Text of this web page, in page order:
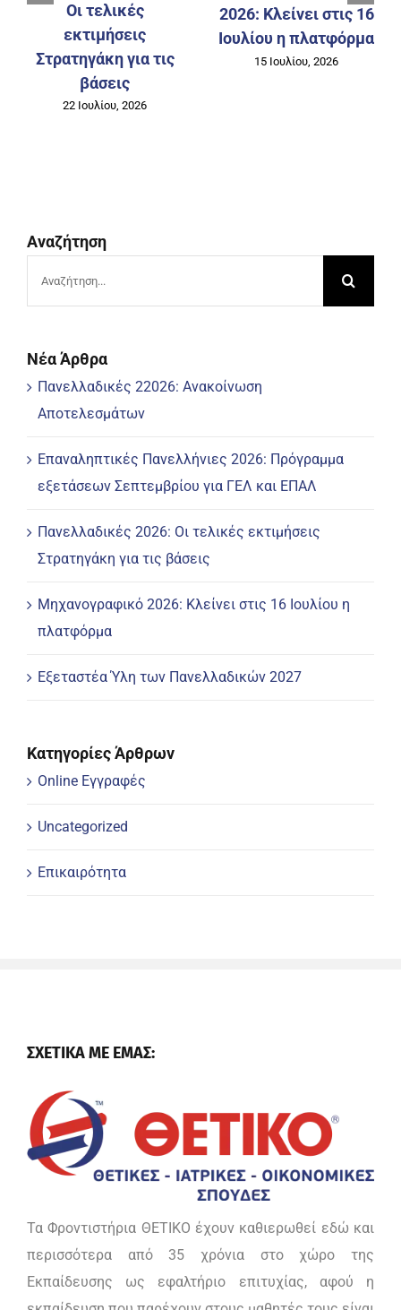
Οι τελικές
εκτιμήσεις
Στρατηγάκη για τις
βάσεις
22 Ιουλίου, 2026
2026: Κλείνει στις 16
Ιουλίου η πλατφόρμα
15 Ιουλίου, 2026
Αναζήτηση
Νέα Άρθρα
Πανελλαδικές 22026: Ανακοίνωση
Αποτελεσμάτων
Επαναληπτικές Πανελλήνιες 2026: Πρόγραμμα
εξετάσεων Σεπτεμβρίου για ΓΕΛ και ΕΠΑΛ
Πανελλαδικές 2026: Οι τελικές εκτιμήσεις
Στρατηγάκη για τις βάσεις
Μηχανογραφικό 2026: Κλείνει στις 16 Ιουλίου η
πλατφόρμα
Εξεταστέα Ύλη των Πανελλαδικών 2027
Κατηγορίες Άρθρων
Online Εγγραφές
Uncategorized
Επικαιρότητα
ΣΧΕΤΙΚΑ ΜΕ ΕΜΑΣ:
Τα Φροντιστήρια ΘΕΤΙΚΟ έχουν καθιερωθεί εδώ και
περισσότερα από 35 χρόνια στο χώρο της
Εκπαίδευσης ως εφαλτήριο επιτυχίας, αφού η